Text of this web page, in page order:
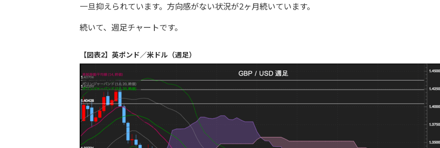
一旦抑えられています。方向感がない状況が2ヶ月続いています。
続いて、週足チャートです。
【図表2】英ポンド／米ドル（週足）